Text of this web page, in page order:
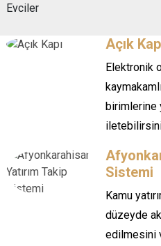
Evciler
Açık
Elektronik
birimlerine
Sistemi
Kamu
düzeyde
edilmesini